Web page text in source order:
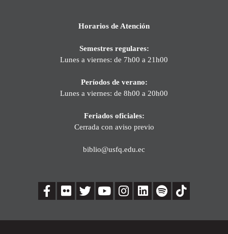
Horarios de Atención
Semestres regulares:
Lunes a viernes: de 7h00 a 21h00
Períodos de verano:
Lunes a viernes: de 8h00 a 20h00
Feriados oficiales:
Cerrada con aviso previo
biblio@usfq.edu.ec